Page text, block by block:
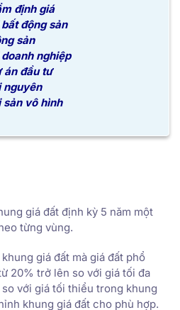
định giá
động sản
sản
nghiệp
án đầu tư
nguyên
sản vô hình
giá đất định kỳ 5 năm một
từng vùng.
giá đất mà giá đất phổ
20% trở lên so với giá tối đa
với giá tối thiểu trong khung
khung giá đất cho phù hợp.